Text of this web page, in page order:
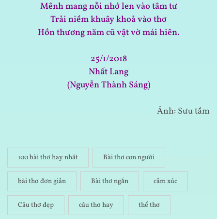
Mênh mang nỗi nhớ len vào tâm tư
Trải niềm khuây khoả vào thơ
Hồn thương năm cũ vật vờ mái hiên.
25/1/2018
Nhất Lang
(Nguyễn Thành Sáng)
Ảnh: Sưu tầm
100 bài thơ hay nhất Bài thơ con người
bài thơ đơn giản Bài thơ ngắn cảm xúc
Câu thơ đẹp câu thơ hay thể thơ